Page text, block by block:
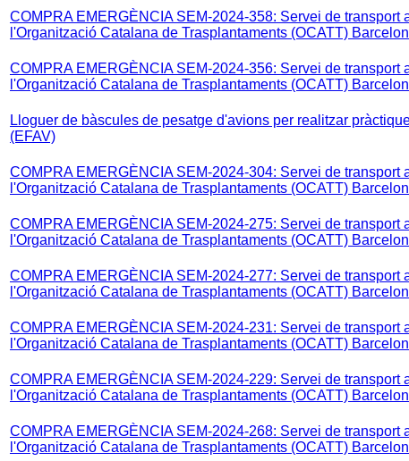
COMPRA EMERGÈNCIA SEM-2024-358: Servei de
l'Organització Catalana de Trasplantaments (OCATT)
COMPRA EMERGÈNCIA SEM-2024-356: Servei de
l'Organització Catalana de Trasplantaments (OCATT)
Lloguer de bàscules de pesatge d'avions per realitzar
(EFAV)
COMPRA EMERGÈNCIA SEM-2024-304: Servei de
l'Organització Catalana de Trasplantaments (OCATT)
COMPRA EMERGÈNCIA SEM-2024-275: Servei de
l'Organització Catalana de Trasplantaments (OCATT)
COMPRA EMERGÈNCIA SEM-2024-277: Servei de
l'Organització Catalana de Trasplantaments (OCATT)
COMPRA EMERGÈNCIA SEM-2024-231: Servei de
l'Organització Catalana de Trasplantaments (OCATT)
COMPRA EMERGÈNCIA SEM-2024-229: Servei de
l'Organització Catalana de Trasplantaments (OCATT)
COMPRA EMERGÈNCIA SEM-2024-268: Servei de
l'Organització Catalana de Trasplantaments (OCATT)